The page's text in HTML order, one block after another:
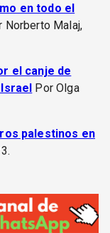
en todo el
Norberto Malaj,
el canje de
Por Olga
palestinos en